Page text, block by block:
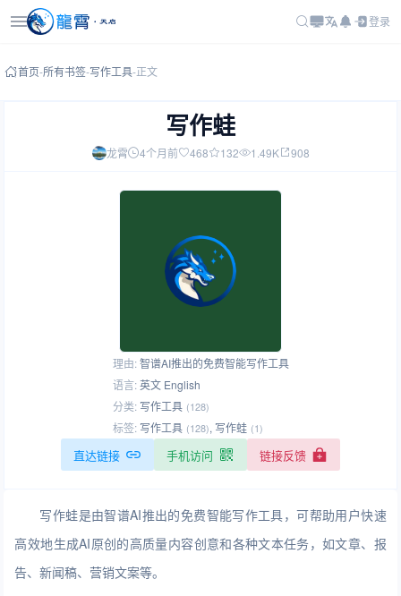
登录
首页-所有书签-写作工具-正文
写作蛙
龙霄 4个月前 468 132 1.49K 908
理由:智谱AI推出的免费智能写作工具
语言:英文 English
分类: 写作工具 (128)
标签: 写作工具 (128), 写作蛙 (1)
直达链接 手机访问 链接反馈
写作蛙是由智谱AI推出的免费智能写作工具，可帮助用户快速
高效地生成AI原创的高质量内容创意和各种文本任务，如文章、报
告、新闻稿、营销文案等。